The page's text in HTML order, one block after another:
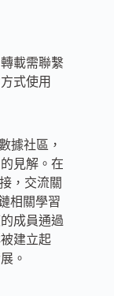
載需聯繫
式使用
據社區，
見解。在
，交流關
相關學習
成員通過
建立起
。